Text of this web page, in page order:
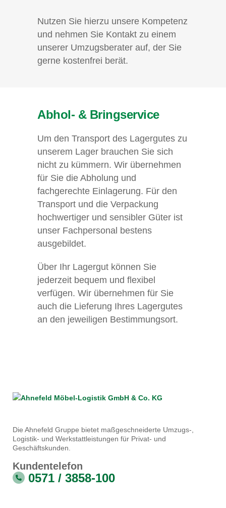
Nutzen Sie hierzu unsere Kompetenz
und nehmen Sie Kontakt zu einem
unserer Umzugsberater auf, der Sie
gerne kostenfrei berät.
Abhol- & Bringservice
Um den Transport des Lagergutes zu
unserem Lager brauchen Sie sich
nicht zu kümmern. Wir übernehmen
für Sie die Abholung und
fachgerechte Einlagerung. Für den
Transport und die Verpackung
hochwertiger und sensibler Güter ist
unser Fachpersonal bestens
ausgebildet.
Über Ihr Lagergut können Sie
jederzeit bequem und flexibel
verfügen. Wir übernehmen für Sie
auch die Lieferung Ihres Lagergutes
an den jeweiligen Bestimmungsort.
Die Ahnefeld Gruppe bietet maßgeschneiderte Umzugs-,
Logistik- und Werkstattleistungen für Privat- und
Geschäftskunden.
Kundentelefon
0571 / 3858-100